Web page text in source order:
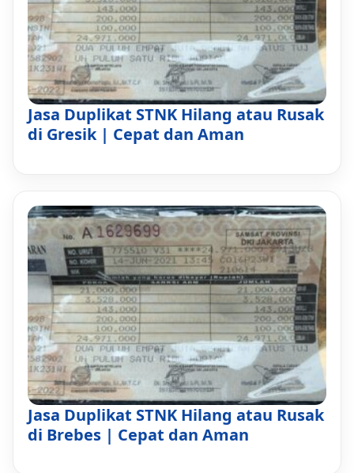
Jasa Duplikat STNK Hilang atau Rusak
di Gresik | Cepat dan Aman
Jasa Duplikat STNK Hilang atau Rusak
di Brebes | Cepat dan Aman